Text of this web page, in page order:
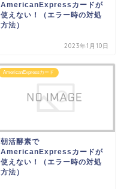
AmericanExpressカードが
使えない！（エラー時の対処
方法）
2023年1月10日
AmericanExpressカード
朝活酵素で
AmericanExpressカードが
使えない！（エラー時の対処
方法）